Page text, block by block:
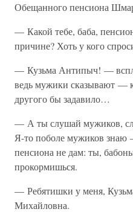
Обещанного пенсиона
— Какой тебе, баба,
причине? Хоть у кого
— Кузьма Антипыч! —
ведь мужики сказывают —
другого бы задавило…
— А ты слушай мужиков,
Я-то поболе мужиков
пенсиона не дам: ты,
прокормишься.
— Ребятишки у меня,
Михайловна.